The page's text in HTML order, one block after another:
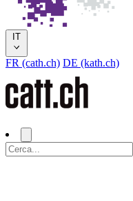
IT
FR (cath.ch) DE (kath.ch)